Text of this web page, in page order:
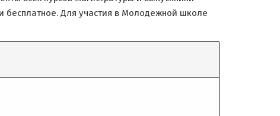
бесплатное. Для участия в Молодежной школе